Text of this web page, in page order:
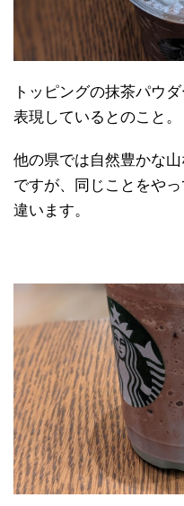
トッピングの抹茶パウ
表現しているとのこと。
他の県では自然豊かな
ですが、同じことをや
違います。